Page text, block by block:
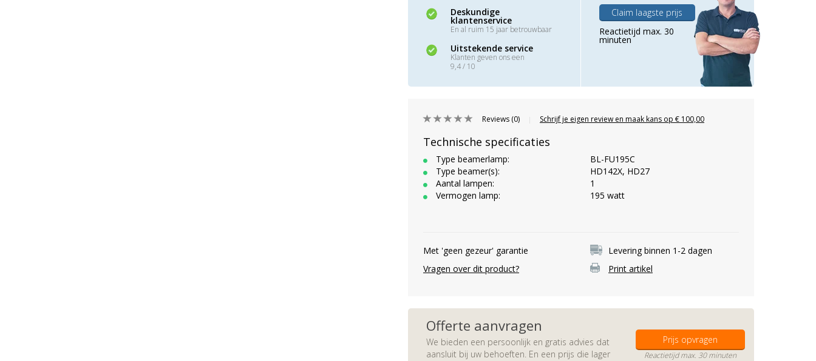
Deskundige
klantenservice
En al ruim 15 jaar betrouwbaar
Uitstekende service
Klanten geven ons een
9,4 / 10
Claim laagste prijs
Reactietijd max. 30
minuten
Reviews (0) Schrijf je eigen review en maak kans op € 100,00
Technische specificaties
Type beamerlamp:
BL-FU195C
Type beamer(s):
HD142X, HD27
Aantal lampen:
1
Vermogen lamp:
195 watt
Met 'geen gezeur' garantie
Levering binnen 1-2 dagen
Vragen over dit product?
Print artikel
Offerte aanvragen
We bieden een persoonlijk en gratis advies dat
aansluit bij uw behoeften. En een prijs die lager
Prijs opvragen
Reactietijd max. 30 minuten